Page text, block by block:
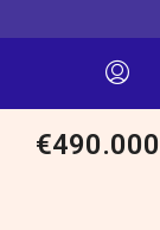
€490.000